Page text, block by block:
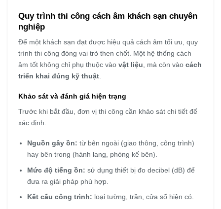
Quy trình thi công cách âm khách sạn chuyên
nghiệp
Để một khách sạn đạt được hiệu quả cách âm tối ưu, quy
trình thi công đóng vai trò then chốt. Một hệ thống cách
âm tốt không chỉ phụ thuộc vào vật liệu , mà còn vào cách
triển khai đúng kỹ thuật.
Khảo sát và đánh giá hiện trạng
Trước khi bắt đầu, đơn vị thi công cần khảo sát chi tiết để
xác định:
Nguồn gây ồn: từ bên ngoài (giao thông, công trình)
hay bên trong (hành lang, phòng kế bên).
Mức độ tiếng ồn: sử dụng thiết bị đo decibel (dB) để
đưa ra giải pháp phù hợp.
Kết cấu công trình: loại tường, trần, cửa sổ hiện có.